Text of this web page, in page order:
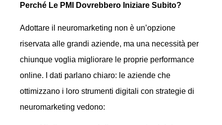
Perché Le PMI Dovrebbero Iniziare Subito?
Adottare il neuromarketing non è un’opzione
riservata alle grandi aziende, ma una necessità per
chiunque voglia migliorare le proprie performance
online. I dati parlano chiaro: le aziende che
ottimizzano i loro strumenti digitali con strategie di
neuromarketing vedono: